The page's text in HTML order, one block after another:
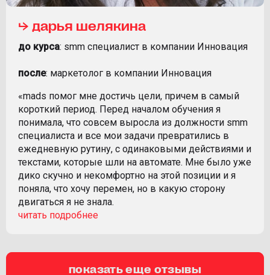
⮡ дарья шелякина
до курса: smm специалист в компании Инновация
после: маркетолог в компании Инновация
«mads помог мне достичь цели, причем в самый
короткий период. Перед началом обучения я
понимала, что совсем выросла из должности smm
специалиста и все мои задачи превратились в
ежедневную рутину, с одинаковыми действиями и
текстами, которые шли на автомате. Мне было уже
дико скучно и некомфортно на этой позиции и я
поняла, что хочу перемен, но в какую сторону
двигаться я не знала.
показать еще отзывы